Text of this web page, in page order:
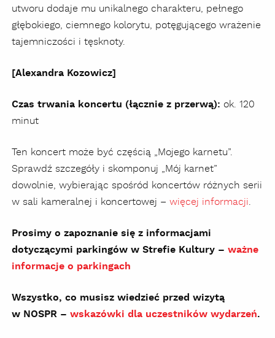
utworu dodaje mu unikalnego charakteru, pełnego
głębokiego, ciemnego kolorytu, potęgującego wrażenie
tajemniczości i tęsknoty.
[Alexandra Kozowicz]
Czas trwania koncertu (łącznie z przerwą): ok. 120
minut
Ten koncert może być częścią „Mojego karnetu”.
Sprawdź szczegóły i skomponuj „Mój karnet”
dowolnie, wybierając spośród koncertów różnych serii
w sali kameralnej i koncertowej – więcej informacji.
Prosimy o zapoznanie się z informacjami
dotyczącymi parkingów w Strefie Kultury – ważne
informacje o parkingach
Wszystko, co musisz wiedzieć przed wizytą
w NOSPR – wskazówki dla uczestników wydarzeń.